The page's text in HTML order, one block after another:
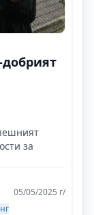
за
05/05/2025 г/